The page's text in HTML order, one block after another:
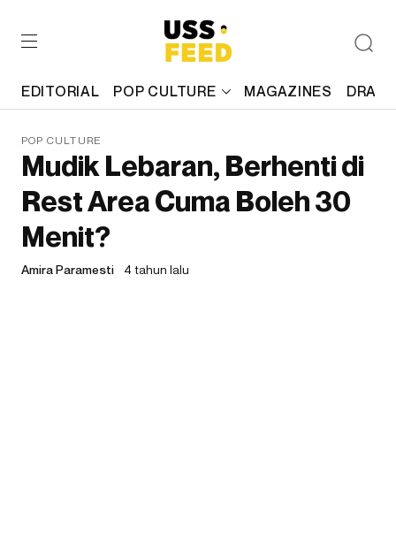
EDITORIAL POP CULTURE MAGAZINES
POP CULTURE
Mudik Lebaran, Berhenti di
Rest Area Cuma Boleh 30
Menit?
Amira Paramesti 4 tahun lalu